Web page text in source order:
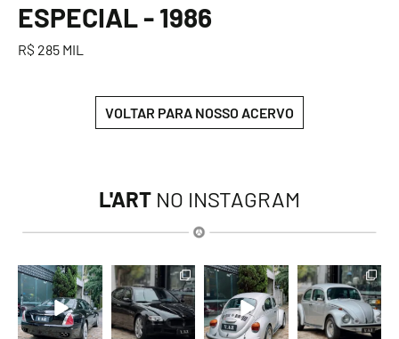
ESPECIAL - 1986
R$ 285 MIL
VOLTAR PARA NOSSO ACERVO
L'ART NO INSTAGRAM
lart.br
Ago 6
lart.br
Ago 6
lart.br
Ago 6
lart.br
Ago 6